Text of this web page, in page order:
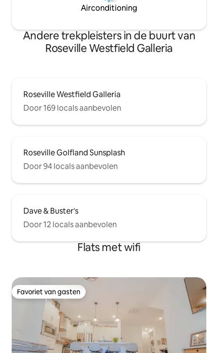
Airconditioning
Andere trekpleisters in de buurt van
Roseville Westfield Galleria
Roseville Westfield Galleria
Door 169 locals aanbevolen
Roseville Golfland Sunsplash
Door 94 locals aanbevolen
Dave & Buster's
Door 12 locals aanbevolen
Flats met wifi
Favoriet van gasten
Favoriet van gasten